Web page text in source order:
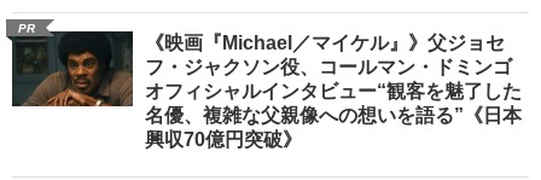
PR
《映画『Michael／マイケル』》父ジョセ
フ・ジャクソン役、コールマン・ドミンゴ
オフィシャルインタビュー“観客を魅了した
名優、複雑な父親像への想いを語る”《日本
興収70億円突破》